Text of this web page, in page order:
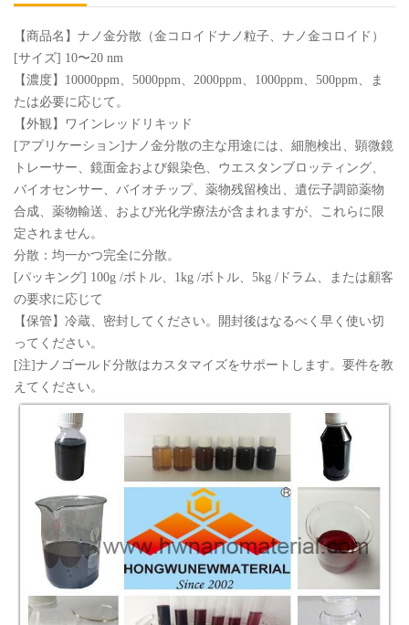
【商品名】ナノ金分散（金コロイドナノ粒子、ナノ金コロイド）
[サイズ] 10〜20 nm
【濃度】10000ppm、5000ppm、2000ppm、1000ppm、500ppm、ま
たは必要に応じて。
【外観】ワインレッドリキッド
[アプリケーション]ナノ金分散の主な用途には、細胞検出、顕微鏡
トレーサー、鏡面金および銀染色、ウエスタンブロッティング、
バイオセンサー、バイオチップ、薬物残留検出、遺伝子調節薬物
合成、薬物輸送、および光化学療法が含まれますが、これらに限
定されません。
分散：均一かつ完全に分散。
[パッキング] 100g /ボトル、1kg /ボトル、5kg /ドラム、または顧客
の要求に応じて
【保管】冷蔵、密封してください。開封後はなるべく早く使い切
ってください。
[注]ナノゴールド分散はカスタマイズをサポートします。要件を教
えてください。